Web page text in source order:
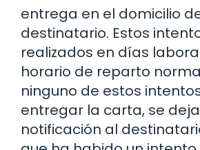
entrega en el domicilio
destinatario. Estos
realizados en días
horario de reparto
ninguno de estos
entregar la carta, se
notificación al